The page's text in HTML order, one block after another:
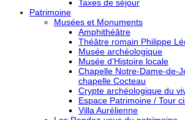
Taxes de séjour
Patrimoine
Musées et Monuments
Amphithéâtre
Théâtre romain Philippe
Musée archéologique
Musée d’Histoire locale
Chapelle Notre-Dame-de-
chapelle Cocteau
Crypte archéologique du
Espace Patrimoine / Tour
Villa Aurélienne